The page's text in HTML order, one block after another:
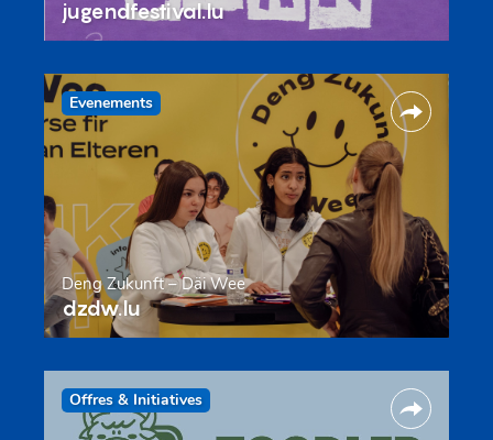
jugendfestival.lu
Evenements
Deng Zukunft – Däi Wee
dzdw.lu
Offres & Initiatives